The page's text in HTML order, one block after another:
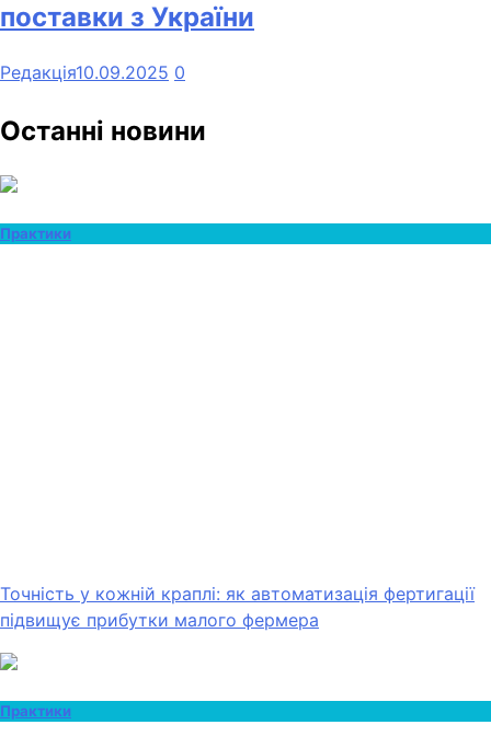
поставки з України
Редакція10.09.2025 0
Останні новини
Практики
Точність у кожній краплі: як автоматизація фертигації
підвищує прибутки малого фермера
Практики